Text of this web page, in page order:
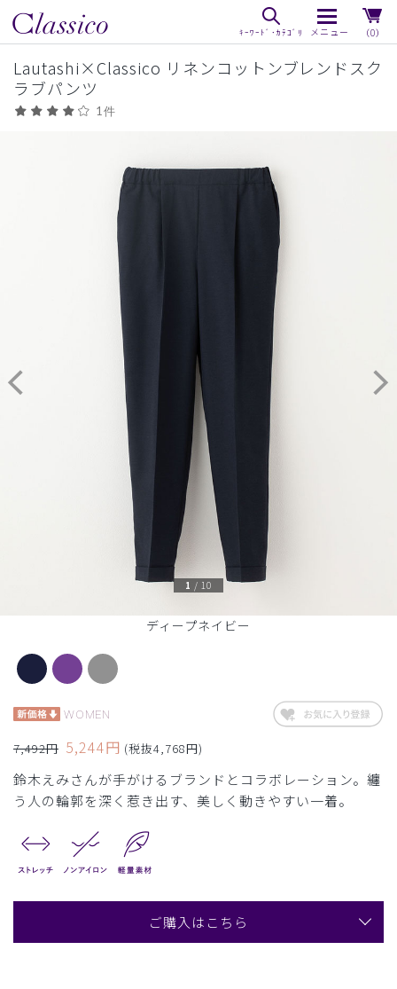
（0）
Lautashi×Classico リネンコットンブレンドスク
ラブパンツ
1件
ディープネイビー
1 / 10
WOMEN
7,492円 5,244円 (税抜4,768円)
鈴木えみさんが手がけるブランドとコラボレーション。纏
う人の輪郭を深く惹き出す、美しく動きやすい一着。
ご購入はこちら